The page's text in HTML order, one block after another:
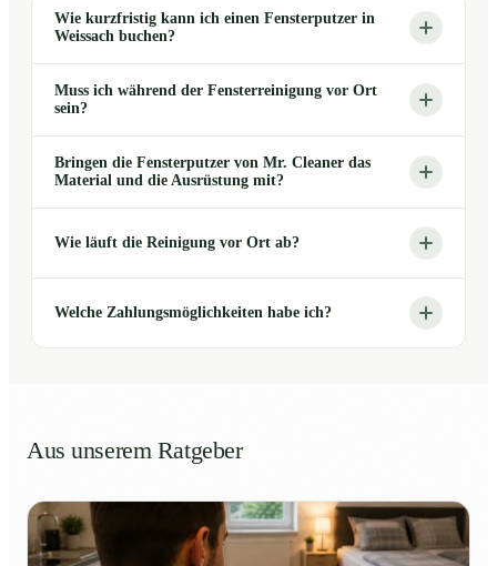
Wie kurzfristig kann ich einen Fensterputzer in
Weissach buchen?
Muss ich während der Fensterreinigung vor Ort
sein?
Bringen die Fensterputzer von Mr. Cleaner das
Material und die Ausrüstung mit?
Wie läuft die Reinigung vor Ort ab?
Welche Zahlungsmöglichkeiten habe ich?
Aus unserem Ratgeber